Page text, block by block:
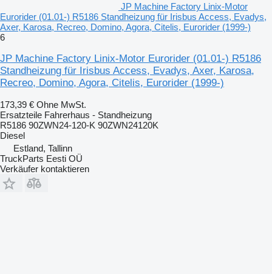
JP Machine Factory Linix-Motor
Eurorider (01.01-) R5186 Standheizung für Irisbus Access, Evadys,
Axer, Karosa, Recreo, Domino, Agora, Citelis, Eurorider (1999-)
6
JP Machine Factory Linix-Motor Eurorider (01.01-) R5186
Standheizung für Irisbus Access, Evadys, Axer, Karosa,
Recreo, Domino, Agora, Citelis, Eurorider (1999-)
173,39 € Ohne MwSt.
Ersatzteile Fahrerhaus - Standheizung
R5186 90ZWN24-120-K 90ZWN24120K
Diesel
Estland, Tallinn
TruckParts Eesti OÜ
Verkäufer kontaktieren